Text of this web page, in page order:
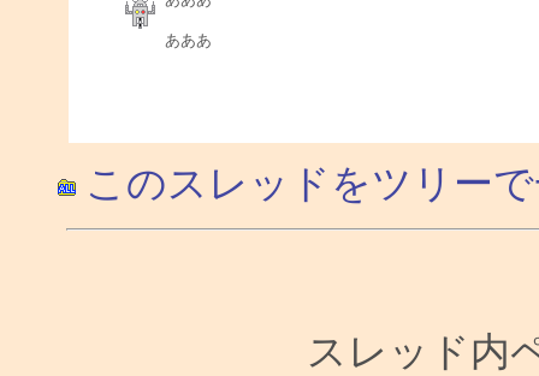
あああ
このスレッドをツリー
スレッド内